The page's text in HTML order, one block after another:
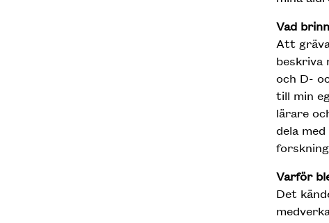
Vad
Att
beskriva
och D-
till min
lärare
dela
Varför
Det